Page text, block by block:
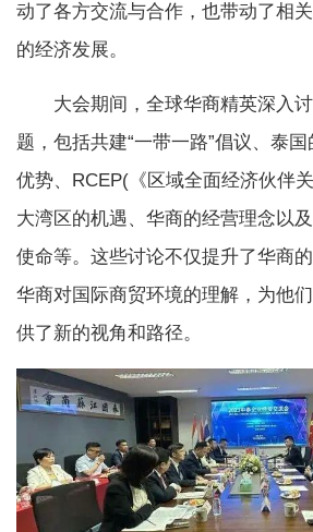
动了各方交流与合作，也带动了相
的经济发展。
大会期间，全球华商精英深入讨
题，包括共建“一带一路”倡议、泰
优势、RCEP(《区域全面经济伙伴
大湾区的机遇、华商的经营理念以
使命等。这些讨论不仅提升了华商
华商对国际商贸环境的理解，为他
供了新的视角和路径。